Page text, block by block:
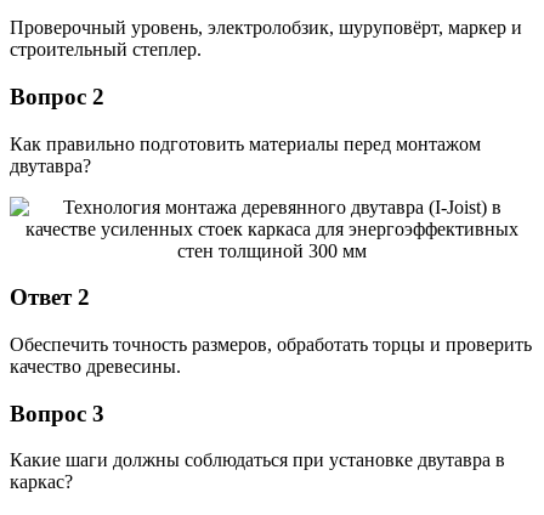
Проверочный уровень, электролобзик, шуруповёрт, маркер и
строительный степлер.
Вопрос 2
Как правильно подготовить материалы перед монтажом
двутавра?
Ответ 2
Обеспечить точность размеров, обработать торцы и проверить
качество древесины.
Вопрос 3
Какие шаги должны соблюдаться при установке двутавра в
каркас?